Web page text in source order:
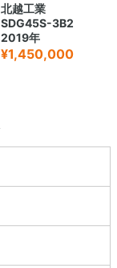
北越工業
SDG45S-3B2
2019年
¥1,450,000